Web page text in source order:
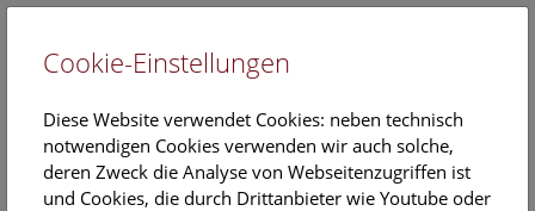
EN
Cookie-Einstellungen
Diese Website verwendet Cookies: neben technisch
notwendigen Cookies verwenden wir auch solche,
deren Zweck die Analyse von Webseitenzugriffen ist
und Cookies, die durch Drittanbieter wie Youtube oder